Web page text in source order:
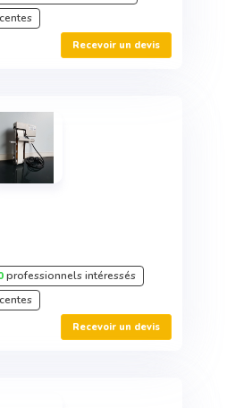
Recevoir un devis
professionnels intéressés
Recevoir un devis